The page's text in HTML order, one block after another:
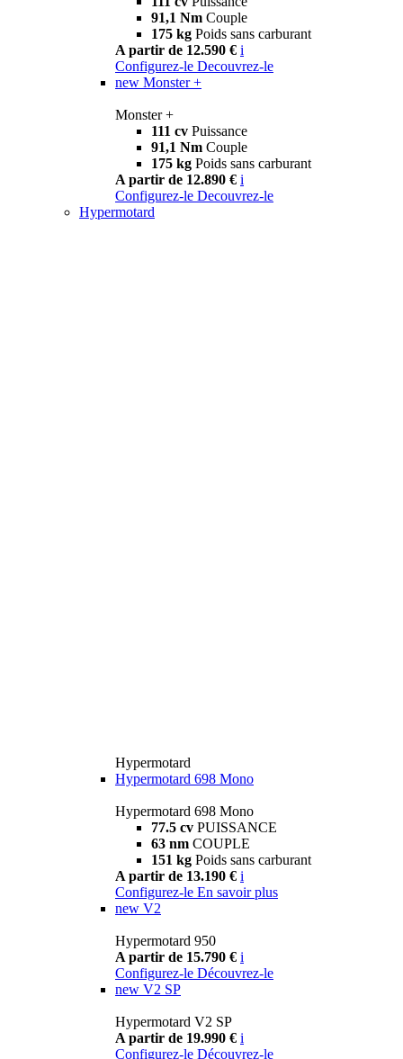
91,1 Nm Couple
175 kg Poids sans carburant
A partir de 12.590 € i
Configurez-le Decouvrez-le
new Monster +
Monster +
111 cv Puissance
91,1 Nm Couple
175 kg Poids sans carburant
A partir de 12.890 € i
Configurez-le Decouvrez-le
Hypermotard
Hypermotard
Hypermotard 698 Mono
Hypermotard 698 Mono
77.5 cv PUISSANCE
63 nm COUPLE
151 kg Poids sans carburant
A partir de 13.190 € i
Configurez-le En savoir plus
new V2
Hypermotard 950
A partir de 15.790 € i
Configurez-le Découvrez-le
new V2 SP
Hypermotard V2 SP
A partir de 19.990 € i
Configurez-le Découvrez-le